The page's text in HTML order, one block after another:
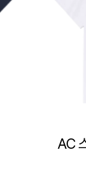
AC